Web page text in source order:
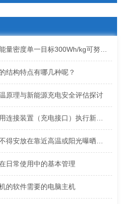
中汽研王芳：动力电池能量密度单一目标300Wh/kg可努力达到
结构特点有哪几种呢？
原理与新能源充电安全评估探讨
关于电动汽车传导充电用连接装置（充电接口）执行新版标准和认证规则的通知
充电桩电缆弯曲试验机不得安放在靠近高温或阳光曝晒的地方
日常使用中的基本管理
的软件需要的电脑主机